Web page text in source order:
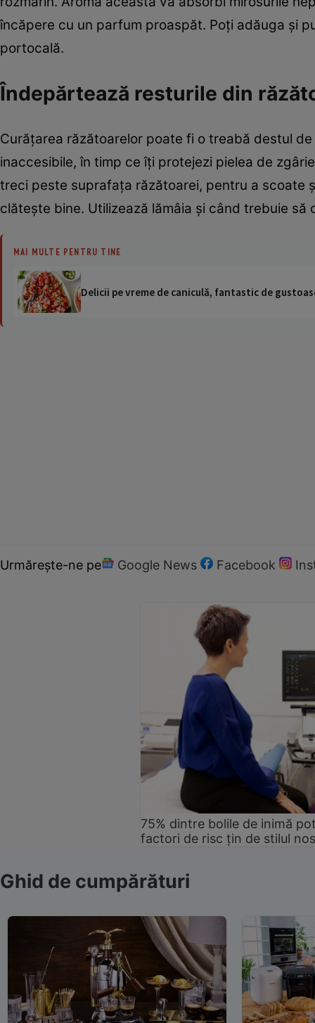
încăpere cu un parfum proaspăt. Poţi adăuga şi
portocală.
Îndepărtează resturile din
Curăţarea răzătoarelor poate fi o treabă destul
inaccesibile, în timp ce îţi protejezi pielea de
treci peste suprafaţa răzătoarei, pentru a scoate
clăteşte bine. Utilizează lămâia şi când trebuie
MAI MULTE PENTRU TINE
Delicii pe vreme de caniculă, fantastic de
Urmărește-ne pe Google News Facebook
75% dintre bolile de inimă
factori de risc țin de stilul
Ghid de cumpărături